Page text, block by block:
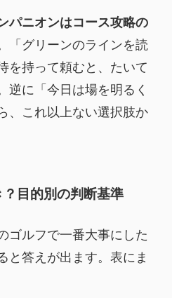
パニオンはコース攻略の
「グリーンのラインを読
を持って頼むと、たいて
逆に「今日は場を明るく
、これ以上ない選択肢か
目的別の判断基準
ゴルフで一番大事にした
と答えが出ます。表にま